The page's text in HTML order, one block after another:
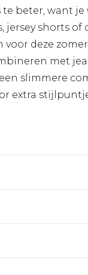
beter, want je
shorts of
deze
met
slimmere
extra